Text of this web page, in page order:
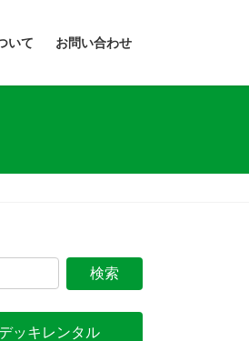
いて お問い合わせ
ッキレンタル